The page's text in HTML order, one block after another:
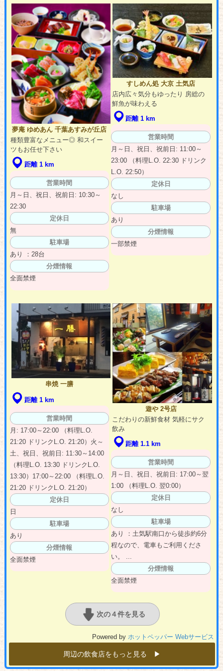
夢庵 ゆめあん 千葉あすみが丘店
種類豊富なメニュー◎ 和スイー
ツもお任せ下さい
距離 1 km
営業時間
月～日、祝日、祝前日: 10:30～
22:30
定休日
無
駐車場
あり ：28台
分煙情報
全面禁煙
すしめん処 大京 土気店
店内広々気分もゆったり 房総の
鮮魚が味わえる
距離 1 km
営業時間
月～日、祝日、祝前日: 11:00～
23:00 （料理L.O. 22:30 ドリンク
L.O. 22:50）
定休日
なし
駐車場
あり
分煙情報
一部禁煙
串焼 一膳
距離 1 km
営業時間
月: 17:00～22:00 （料理L.O.
21:20 ドリンクL.O. 21:20）火～
土、祝日、祝前日: 11:30～14:00
（料理L.O. 13:30 ドリンクL.O.
13:30）17:00～22:00 （料理L.O.
21:20 ドリンクL.O. 21:20）
定休日
日
駐車場
あり
分煙情報
全面禁煙
遊や 2号店
こだわりの新鮮食材 気軽にサク
飲み
距離 1.1 km
営業時間
月～日、祝日、祝前日: 17:00～翌
1:00 （料理L.O. 翌0:00）
定休日
なし
駐車場
あり ：土気駅南口から徒歩約6分
程なので、電車もご利用くださ
い。 ...
分煙情報
全面禁煙
次の４件を見る
Powered by ホットペッパー Webサービス
周辺の飲食店をもっと見る ▶︎